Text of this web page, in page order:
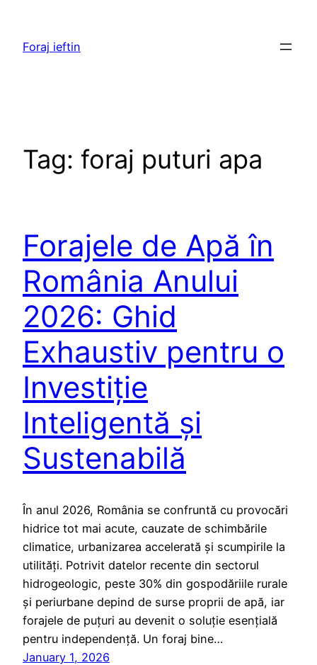
content
Foraj ieftin
Tag: foraj puturi apa
Forajele de Apă în
România Anului
2026: Ghid
Exhaustiv pentru o
Investiție
Inteligentă și
Sustenabilă
În anul 2026, România se confruntă cu provocări
hidrice tot mai acute, cauzate de schimbările
climatice, urbanizarea accelerată și scumpirile la
utilități. Potrivit datelor recente din sectorul
hidrogeologic, peste 30% din gospodăriile rurale
și periurbane depind de surse proprii de apă, iar
forajele de puțuri au devenit o soluție esențială
pentru independență. Un foraj bine…
January 1, 2026